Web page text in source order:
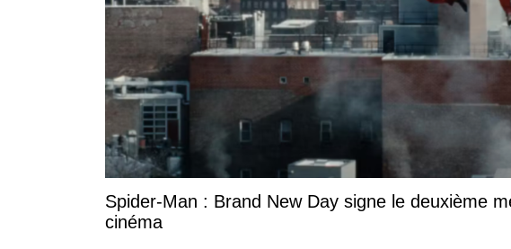
Spider-Man : Brand New Day signe le deuxième
cinéma